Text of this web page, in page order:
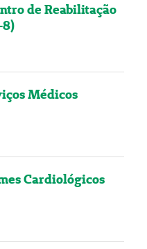
de Reabilitação
8)
Médicos
Cardiológicos